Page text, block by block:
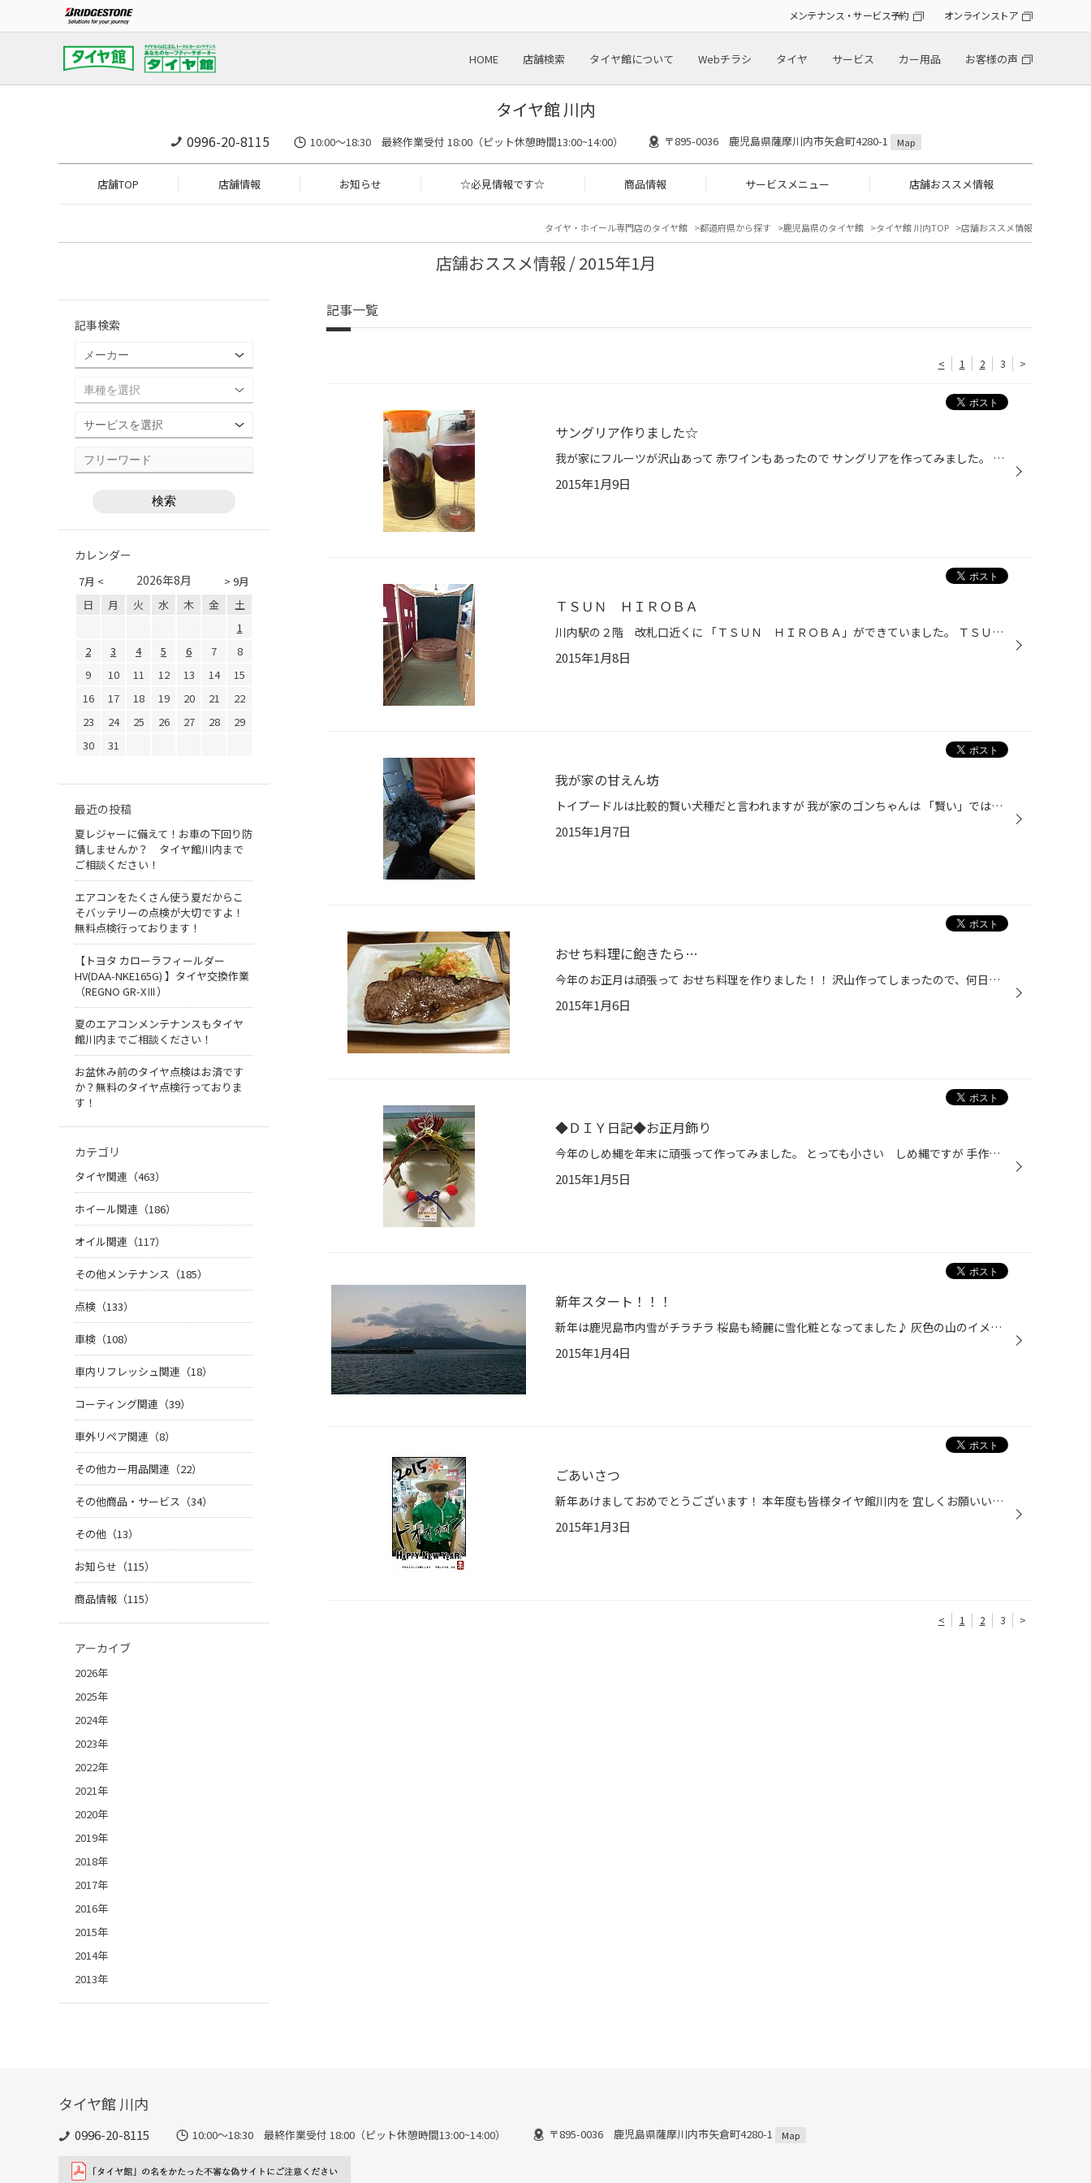
メンテナンス・サービス予約 オンラインストア
HOME 店舗検索 タイヤ館について Webチラシ タイヤ サービス カー用品 お客様の声
タイヤ館 川内
0996-20-8115 10:00～18:30 最終作業受付 18:00（ピット休憩時間13:00~14:00） 〒895-0036 鹿児島県薩摩川内市矢倉町4280-1 Map
店舗TOP 店舗情報 お知らせ ☆必見情報です☆ 商品情報 サービスメニュー 店舗おススメ情報
タイヤ・ホイール専門店のタイヤ館 都道府県から探す 鹿児島県のタイヤ館 タイヤ館 川内TOP 店舗おススメ情報
店舗おススメ情報 / 2015年1月
記事一覧
< 1 2 3 >
サングリア作りました☆
我が家にフルーツが沢山あって 赤ワインもあったので サングリアを作ってみました。 旦那さん：作る人 私：飲む人(*^_^*) 赤ワインに切ったフルーツを漬けて一晩置きました。 シナモンスティックを切らしていたので、今回は無し。 炭酸で割って飲んだら最高に美味しかったです(*^^)v .
2015年1月9日
ＴＳＵＮ ＨＩＲＯＢＡ
川内駅の２階 改札口近くに 「ＴＳＵＮ ＨＩＲＯＢＡ」ができていました。 ＴＳＵＮ＝つん 西郷隆盛のワンコの名前ですね。 木製のボールプールや 電車の模型など お子様が遊べるスペースがありましたよ。
2015年1月8日
我が家の甘えん坊
トイプードルは比較的賢い犬種だと言われますが 我が家のゴンちゃんは 「賢い」ではなくて「ずる賢い」犬種かもしれません。。。 家にお客さんが来ると 何かもらえるんじゃないかと思って ピッタリ隣に座って顔を見つて甘えます。 ずるい…(笑) 人間はついつい負けて オヤツを与えます。 どうすれば...
2015年1月7日
おせち料理に飽きたら…
今年のお正月は頑張って おせち料理を作りました！！ 沢山作ってしまったので、何日もおせちが続き もう食べたくない私です… みなさん、おせちに飽きたら何が食べたいですか？？ 我が家では、おせちの合間に ちょっと贅沢な宮崎牛のステーキを焼きました。 そして、また おせち… 次の「脱おせちメ...
2015年1月6日
◆ＤＩＹ日記◆お正月飾り
今年のしめ縄を年末に頑張って作ってみました。 とっても小さい しめ縄ですが 手作りすると愛着があります。 １００円均一のグルーガンを使って作りました。 店内２か所に飾ってあります。 小さいので、ご来店の際に探してください♪ その他、各所に手作りお正月飾りがチラホラ… ハンドメイドって楽...
2015年1月5日
新年スタート！！！
新年は鹿児島市内雪がチラチラ 桜島も綺麗に雪化粧となってました♪ 灰色の山のイメージとはまた違う景色に 感動の広島県民デス
2015年1月4日
ごあいさつ
新年あけましておめでとうございます！ 本年度も皆様タイヤ館川内を 宜しくお願いいたします！
2015年1月3日
< 1 2 3 >
記事検索
カレンダー
7月 < > 9月
2026年8月
日 月 火 水 木 金
土
1
2
3 4 5 6 7
8
9
10 11 12 13 14
15
16
17 18 19 20 21
22
23
24 25 26 27 28
29
30
31
最近の投稿
夏レジャーに備えて！お車の下回り防
錆しませんか？ タイヤ館川内まで
ご相談ください！
エアコンをたくさん使う夏だからこ
そバッテリーの点検が大切ですよ！
無料点検行っております！
【トヨタ カローラフィールダー
HV(DAA-NKE165G) 】タイヤ交換作業
（REGNO GR-XⅢ）
夏のエアコンメンテナンスもタイヤ
館川内までご相談ください！
お盆休み前のタイヤ点検はお済です
か？無料のタイヤ点検行っておりま
す！
カテゴリ
タイヤ関連（463）
ホイール関連（186）
オイル関連（117）
その他メンテナンス（185）
点検（133）
車検（108）
車内リフレッシュ関連（18）
コーティング関連（39）
車外リペア関連（8）
その他カー用品関連（22）
その他商品・サービス（34）
その他（13）
お知らせ（115）
商品情報（115）
アーカイブ
2026年
2025年
2024年
2023年
2022年
2021年
2020年
2019年
2018年
2017年
2016年
2015年
2014年
2013年
タイヤ館 川内
0996-20-8115 10:00～18:30 最終作業受付 18:00（ピット休憩時間13:00~14:00） 〒895-0036 鹿児島県薩摩川内市矢倉町4280-1 Map